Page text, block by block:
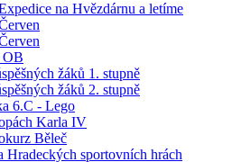
na Hvězdárnu a letíme
OB
žáků 1. stupně
žáků 2. stupně
6.C - Lego
Karla IV
Běleč
Hradeckých sportovních hrách